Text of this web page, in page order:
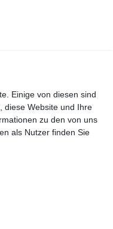
Shop.
Einige von diesen sind
diese Website und Ihre
zu den von uns
als Nutzer finden Sie